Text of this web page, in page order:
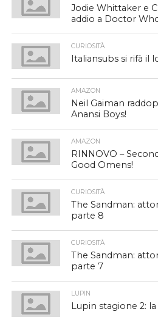
Jodie Whittaker e
addio a Doctor
CURIOSITÀ
Italiansubs si rifà il
AMAZON
Neil Gaiman
Anansi Boys!
AMAZON
RINNOVO –
Good Omens!
CURIOSITÀ
The Sandman:
parte 8
CURIOSITÀ
The Sandman:
parte 7
LUPIN
Lupin stagione 2: